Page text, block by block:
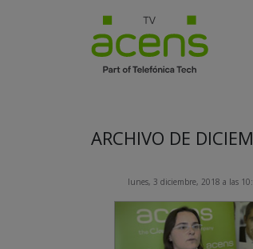
ARCHIVO DE
lunes, 3 diciembre, 2018 a las